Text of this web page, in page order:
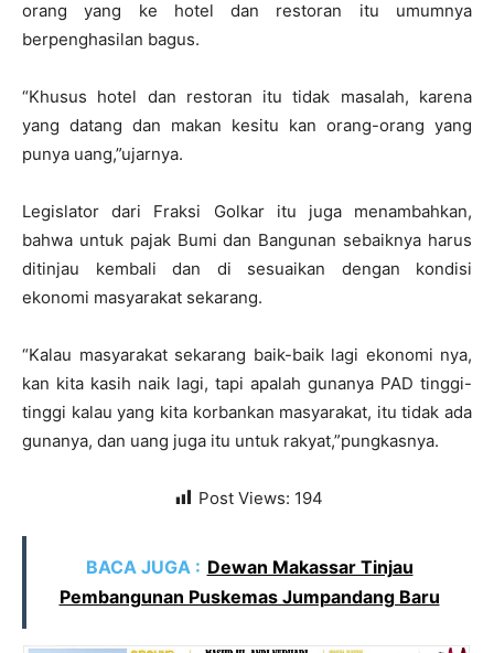
orang yang ke hotel dan restoran itu umumnya
berpenghasilan bagus.
“Khusus hotel dan restoran itu tidak masalah, karena
yang datang dan makan kesitu kan orang-orang yang
punya uang,”ujarnya.
Legislator dari Fraksi Golkar itu juga menambahkan,
bahwa untuk pajak Bumi dan Bangunan sebaiknya harus
ditinjau kembali dan di sesuaikan dengan kondisi
ekonomi masyarakat sekarang.
“Kalau masyarakat sekarang baik-baik lagi ekonomi nya,
kan kita kasih naik lagi, tapi apalah gunanya PAD tinggi-
tinggi kalau yang kita korbankan masyarakat, itu tidak ada
gunanya, dan uang juga itu untuk rakyat,”pungkasnya.
Post Views: 194
BACA JUGA : Dewan Makassar Tinjau
Pembangunan Puskemas Jumpandang Baru